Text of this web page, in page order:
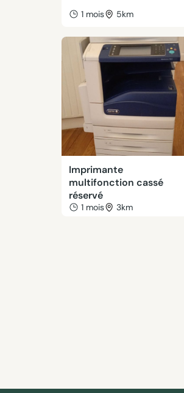
1 mois 5km
Imprimante
multifonction cassé
réservé
1 mois 3km